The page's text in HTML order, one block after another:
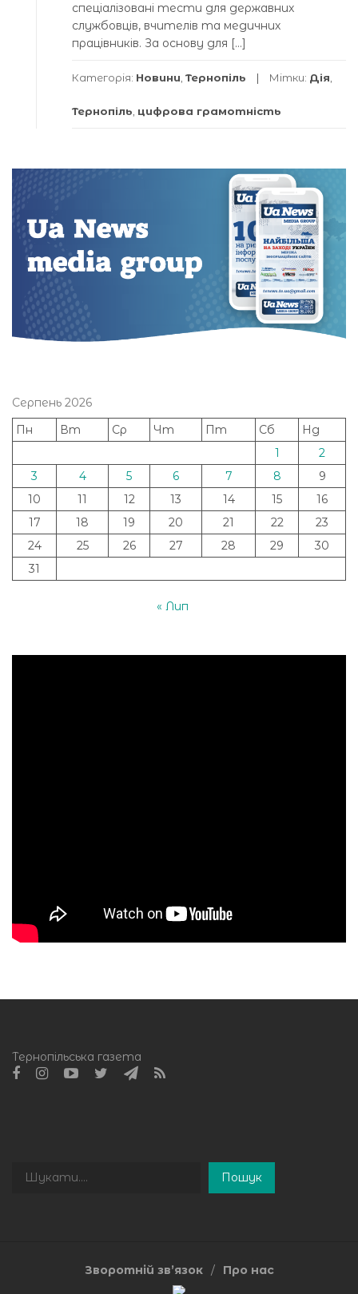
спеціалізовані тести для державних
службовців, вчителів та медичних
працівників. За основу для […]
Категорія: Новини Тернопіль Мітки: Дія
Тернопіль цифрова грамотність
Серпень 2026
Пн
Вт Ср Чт Пт Сб
Нд
1
2
3
4 5 6 7 8
9
10
11 12 13 14 15
16
17
18 19 20 21 22
23
24
25 26 27 28 29
30
31
« Лип
Тернопільська газета
Пошук
Пошук
Зворотній зв’язок Про нас